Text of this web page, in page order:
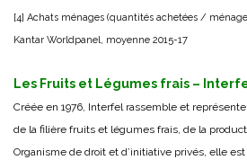
[4] Achats ménages (quantités achetées /
Kantar Worldpanel, moyenne 2015-17
Les Fruits et Légumes frais –
Créée en 1976, Interfel rassemble et
de la filière fruits et légumes frais, de la
Organisme de droit et d’initiative privés, elle